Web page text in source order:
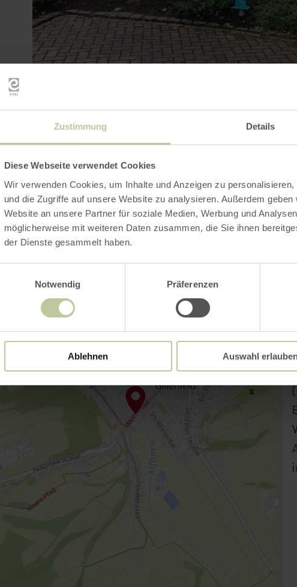
Zustimmung Details
Diese Webseite verwendet Cookies
Wir verwenden Cookies, um Inhalte und Anzeigen zu
und die Zugriffe auf unsere Website zu analysieren. Außerdem
Website an unsere Partner für soziale Medien, Werbung und
möglicherweise mit weiteren Daten zusammen, die Sie ihnen
der Dienste gesammelt haben.
Notwendig
Präferenzen
Ablehnen Auswahl